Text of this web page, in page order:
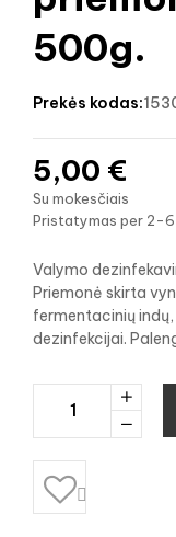
500g.
prekės kodas:
5,00 €
Su mokesčiais
Pristatymas per 2-6
Valymo
Priemonė skirta
fermentacinių
dezinfekcijai.
